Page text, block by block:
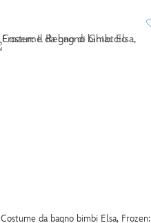
Costume da bagno bimbi Elsa, Frozen: